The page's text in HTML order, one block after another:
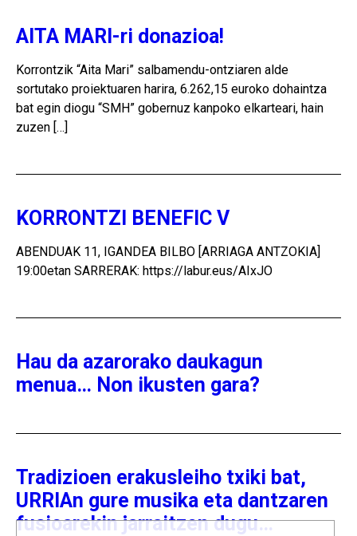
AITA MARI-ri donazioa!
Korrontzik “Aita Mari” salbamendu-ontziaren alde
sortutako proiektuaren harira, 6.262,15 euroko dohaintza
bat egin diogu “SMH” gobernuz kanpoko elkarteari, hain
zuzen […]
KORRONTZI BENEFIC V
ABENDUAK 11, IGANDEA BILBO [ARRIAGA ANTZOKIA]
19:00etan SARRERAK: https://labur.eus/AIxJO
Hau da azarorako daukagun
menua… Non ikusten gara?
Tradizioen erakusleiho txiki bat,
URRIAn gure musika eta dantzaren
fusioarekin jarraitzen dugu…